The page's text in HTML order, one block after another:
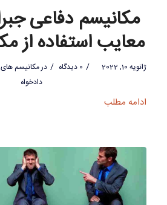
مکانیسم دفاعی
معایب استفاده از
ژانویه 10, 2022 / 0 دیدگاه / درمکانیسم
دادخواه
ادامه مطلب